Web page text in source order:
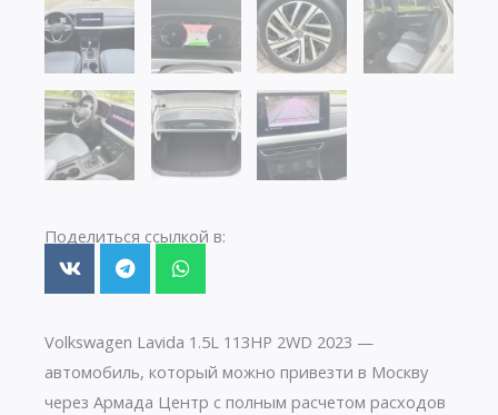
Поделиться ссылкой в:
Volkswagen Lavida 1.5L 113HP 2WD 2023 —
автомобиль, который можно привезти в Москву
через Армада Центр с полным расчетом расходов